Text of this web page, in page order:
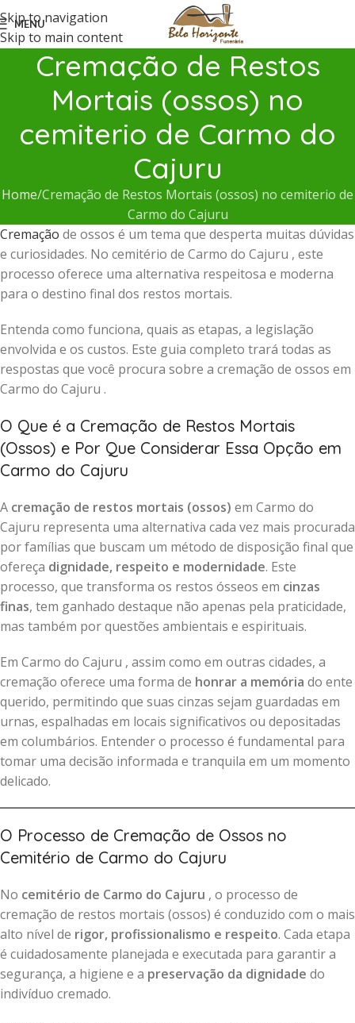
Skip to navigation
Skip to main content
MENU
Cremação de Restos
Mortais (ossos) no
cemiterio de Carmo do
Cajuru
Home Cremação de Restos Mortais (ossos) no cemiterio de
Carmo do Cajuru
Cremação de ossos é um tema que desperta muitas dúvidas
e curiosidades. No cemitério de Carmo do Cajuru , este
processo oferece uma alternativa respeitosa e moderna
para o destino final dos restos mortais.
Entenda como funciona, quais as etapas, a legislação
envolvida e os custos. Este guia completo trará todas as
respostas que você procura sobre a cremação de ossos em
Carmo do Cajuru .
O Que é a Cremação de Restos Mortais
(Ossos) e Por Que Considerar Essa Opção em
Carmo do Cajuru
A cremação de restos mortais (ossos) em Carmo do
Cajuru representa uma alternativa cada vez mais procurada
por famílias que buscam um método de disposição final que
ofereça dignidade, respeito e modernidade. Este
processo, que transforma os restos ósseos em cinzas
finas, tem ganhado destaque não apenas pela praticidade,
mas também por questões ambientais e espirituais.
Em Carmo do Cajuru , assim como em outras cidades, a
cremação oferece uma forma de honrar a memória do ente
querido, permitindo que suas cinzas sejam guardadas em
urnas, espalhadas em locais significativos ou depositadas
em columbários. Entender o processo é fundamental para
tomar uma decisão informada e tranquila em um momento
delicado.
O Processo de Cremação de Ossos no
Cemitério de Carmo do Cajuru
No cemitério de Carmo do Cajuru , o processo de
cremação de restos mortais (ossos) é conduzido com o mais
alto nível de rigor, profissionalismo e respeito. Cada etapa
é cuidadosamente planejada e executada para garantir a
segurança, a higiene e a preservação da dignidade do
indivíduo cremado.